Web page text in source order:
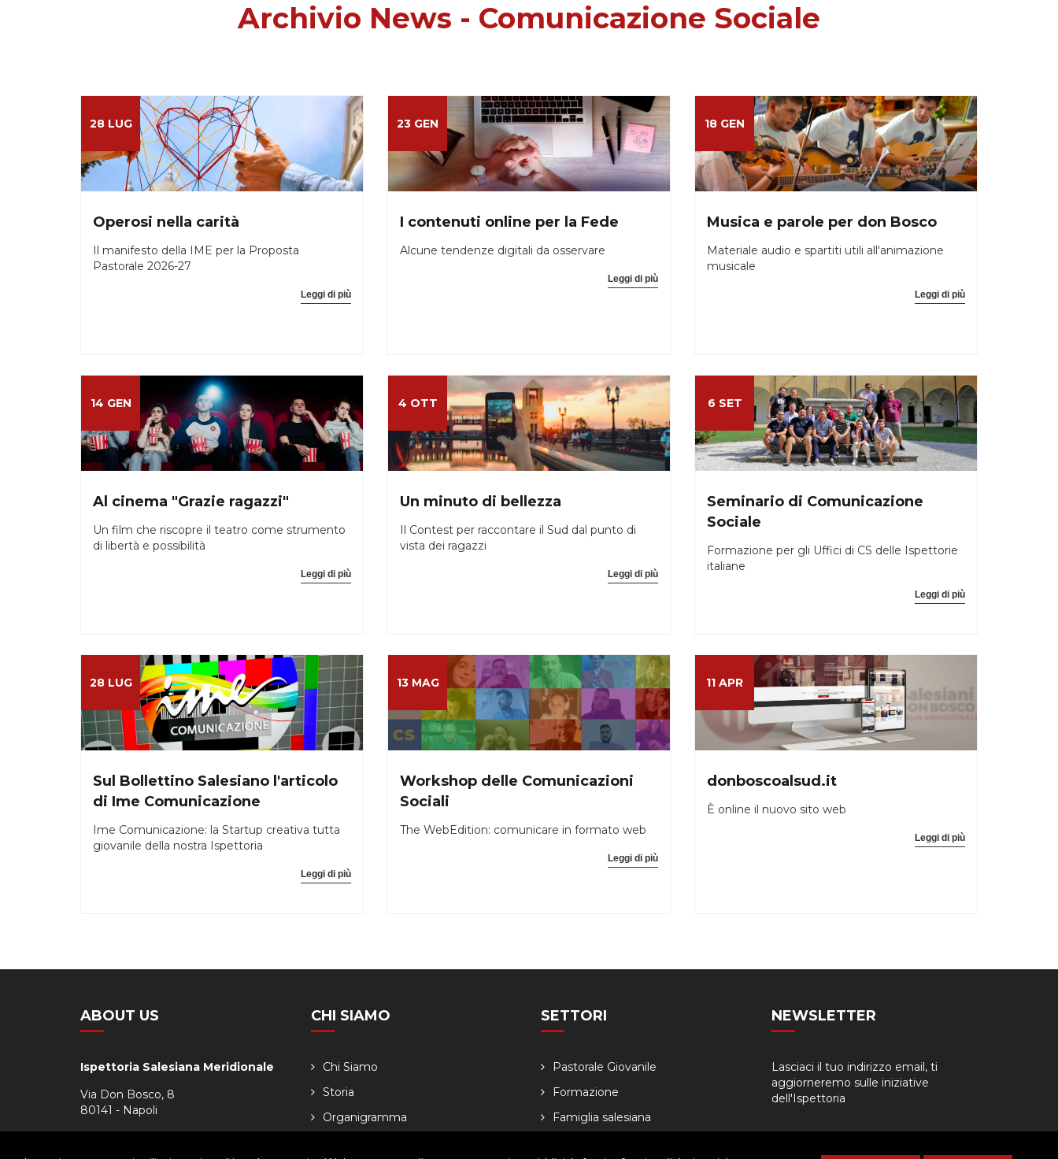
Archivio News - Comunicazione Sociale
28 LUG
Operosi nella carità
Il manifesto della IME per la Proposta
Pastorale 2026-27
Leggi di più
23 GEN
I contenuti online per la Fede
Alcune tendenze digitali da osservare
Leggi di più
18 GEN
Musica e parole per don Bosco
Materiale audio e spartiti utili all'animazione
musicale
Leggi di più
14 GEN
Al cinema "Grazie ragazzi"
Un film che riscopre il teatro come strumento
di libertà e possibilità
Leggi di più
4 OTT
Un minuto di bellezza
Il Contest per raccontare il Sud dal punto di
vista dei ragazzi
Leggi di più
6 SET
Seminario di Comunicazione
Sociale
Formazione per gli Uffici di CS delle Ispettorie
italiane
Leggi di più
28 LUG
Sul Bollettino Salesiano l'articolo
di Ime Comunicazione
Ime Comunicazione: la Startup creativa tutta
giovanile della nostra Ispettoria
Leggi di più
13 MAG
Workshop delle Comunicazioni
Sociali
The WebEdition: comunicare in formato web
Leggi di più
11 APR
donboscoalsud.it
È online il nuovo sito web
Leggi di più
ABOUT US
Ispettoria Salesiana Meridionale
Via Don Bosco, 8
80141 - Napoli
CHI SIAMO
Chi Siamo
Storia
Organigramma
SETTORI
Pastorale Giovanile
Formazione
Famiglia salesiana
NEWSLETTER
Lasciaci il tuo indirizzo email, ti
aggiorneremo sulle iniziative
dell'Ispettoria